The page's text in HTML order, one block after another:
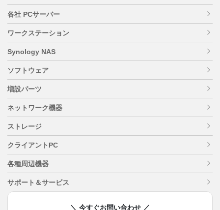
各社 PCサーバー
ワークステーション
Synology NAS
ソフトウェア
増設パーツ
ネットワーク機器
ストレージ
クライアントPC
各種周辺機器
サポート＆サービス
＼ 今すぐお問い合わせ ／